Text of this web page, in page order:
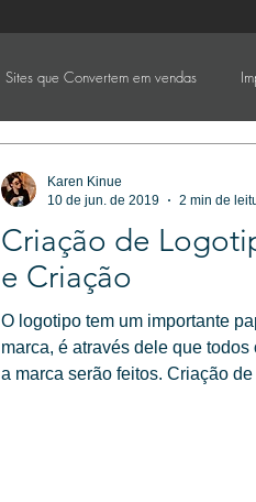
Sites que Convertem em vendas
Criação de
e Criação
O logotipo tem um importante
marca, é através dele que todos os elementos visuais que compõe
a marca serão feitos. Criação de Logotipo - Válvula Design e
Karen Kinue
10 de jun. de 2019
2 min de